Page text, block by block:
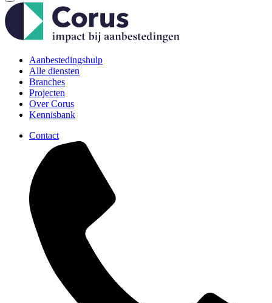
Aanbestedingshulp
Alle diensten
Branches
Projecten
Over Corus
Kennisbank
Contact